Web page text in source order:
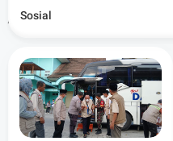
Artikel Terkait
Sosial